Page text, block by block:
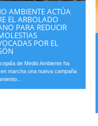
AMBIENTE ACTÚA
EL ARBOLADO
PARA REDUCIR
POR EL
de Medio Ambiente ha
marcha una nueva campaña